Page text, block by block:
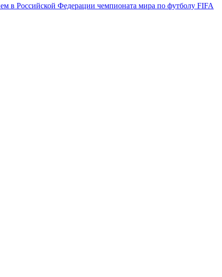
в Российской Федерации чемпионата мира по футболу FIFA